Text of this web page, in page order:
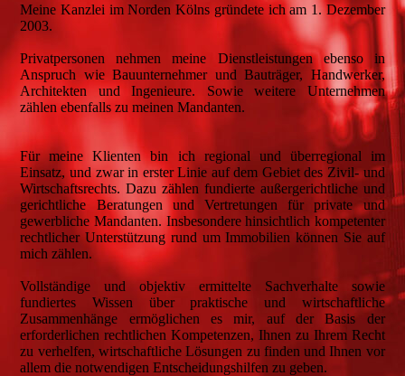
Meine Kanzlei im Norden Kölns gründete ich am 1. Dezember
2003.
Privatpersonen nehmen meine Dienstleistungen ebenso in
Anspruch wie Bauunternehmer und Bauträger, Handwerker,
Architekten und Ingenieure. Sowie weitere Unternehmen
zählen ebenfalls zu meinen Mandanten.
Für meine Klienten bin ich regional und überregional im
Einsatz, und zwar in erster Linie auf dem Gebiet des Zivil- und
Wirtschaftsrechts. Dazu zählen fundierte außergerichtliche und
gerichtliche Beratungen und Vertretungen für private und
gewerbliche Mandanten. Insbesondere hinsichtlich kompetenter
rechtlicher Unterstützung rund um Immobilien können Sie auf
mich zählen.
Vollständige und objektiv ermittelte Sachverhalte sowie
fundiertes Wissen über praktische und wirtschaftliche
Zusammenhänge ermöglichen es mir, auf der Basis der
erforderlichen rechtlichen Kompetenzen, Ihnen zu Ihrem Recht
zu verhelfen, wirtschaftliche Lösungen zu finden und Ihnen vor
allem die notwendigen Entscheidungshilfen zu geben.